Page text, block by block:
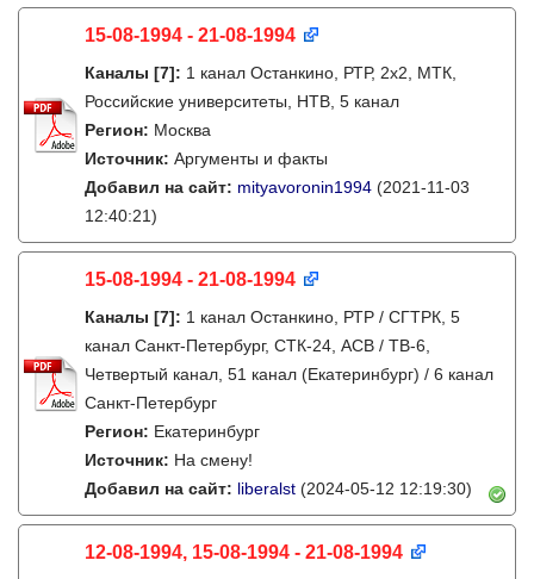
15-08-1994 - 21-08-1994
Каналы [7]: 1 канал Останкино, РТР, 2х2, МТК,
Российские университеты, НТВ, 5 канал
Регион: Москва
Источник: Аргументы и факты
Добавил на сайт: mityavoronin1994 (2021-11-03
12:40:21)
15-08-1994 - 21-08-1994
Каналы [7]: 1 канал Останкино, РТР / СГТРК, 5
канал Санкт-Петербург, СТК-24, АСВ / ТВ-6,
Четвертый канал, 51 канал (Екатеринбург) / 6 канал
Санкт-Петербург
Регион: Екатеринбург
Источник: На смену!
Добавил на сайт: liberalst (2024-05-12 12:19:30)
12-08-1994, 15-08-1994 - 21-08-1994